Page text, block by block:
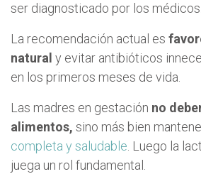
ser diagnosticado por los médicos.
La recomendación actual es
natural y evitar antibióticos
en los primeros meses de vida.
Las madres en gestación no
alimentos, sino más bien
completa y saludable . Luego la
juega un rol fundamental.